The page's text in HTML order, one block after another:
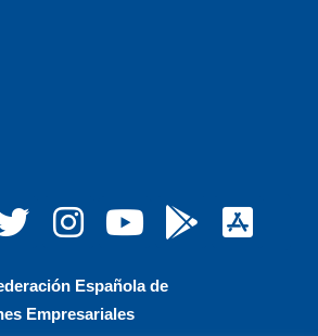
Española de
Empresariales